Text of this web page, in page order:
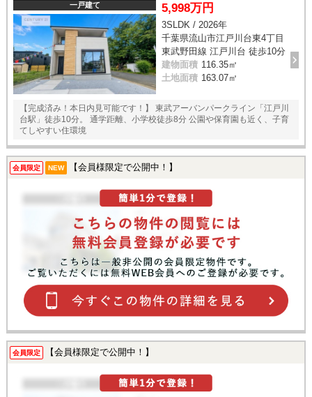
一戸建て 5,998万円
3SLDK / 2026年
千葉県流山市江戸川台東4丁目
東武野田線 江戸川台 徒歩10分
建物面積 116.35㎡
土地面積 163.07㎡
【完成済み！本日内見可能です！】 東武アーバンパークライン「江戸川
台駅」徒歩10分。 通学距離、小学校徒歩8分 公園や保育園も近く、子育
てしやすい住環境
会員限定 NEW 【会員様限定で公開中！】
会員限定 【会員様限定で公開中！】